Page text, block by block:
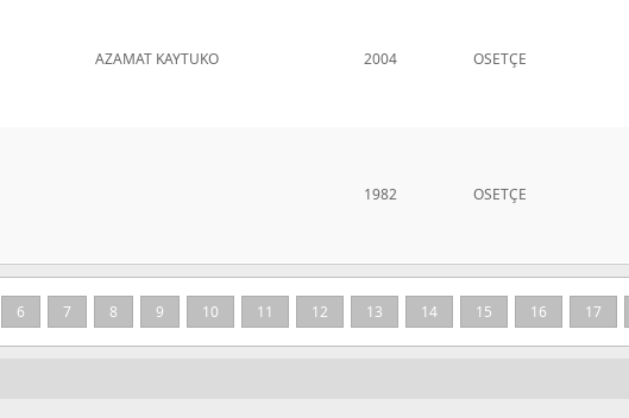
AZAMAT KAYTUKO 2004 OSETÇE
1982 OSETÇE
6 7 8 9 10 11 12 13 14 15 16 17